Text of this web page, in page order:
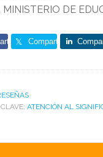
MINISTERIO DE
Comparte
ATENCIÓN AL